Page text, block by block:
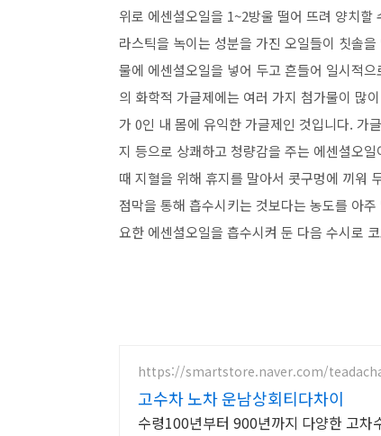
위로 에센셜오일을 1~2방울 떨어 뜨려 양치
라스틱을 녹이는 성분을 가진 오일들이 칫솔
물에 에센셜오일을 넣어 두고 흔들어 일시적
의 화학적 가글제에는 여러 가지 첨가물이 많
가 0인 내 몸에 유익한 가글제인 것입니다. 가
지 등으로 상쾌하고 청량감을 주는 에센셜오
때 지혈을 위해 휴지를 말아서 콧구멍에 끼워
점막을 통해 흡수시키는 것보다는 농도를 아
요한 에센셜오일을 흡수시켜 둔 다음 수시로
https://smartstore.naver.com/
고수차 노차 운남상회티다차이
수령100년부터 900년까지 다양한 고차